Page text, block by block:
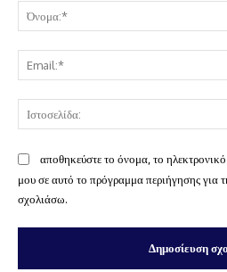
αποθηκεύστε το όνομα, το
μου σε αυτό το πρόγραμμα περιήγησης για
σχολιάσω.